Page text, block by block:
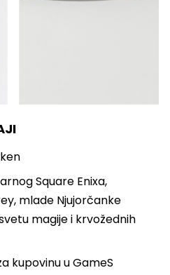
Square Enixa,
mlade Njujorčanke
magije i krvožednih
kupovinu u GameS